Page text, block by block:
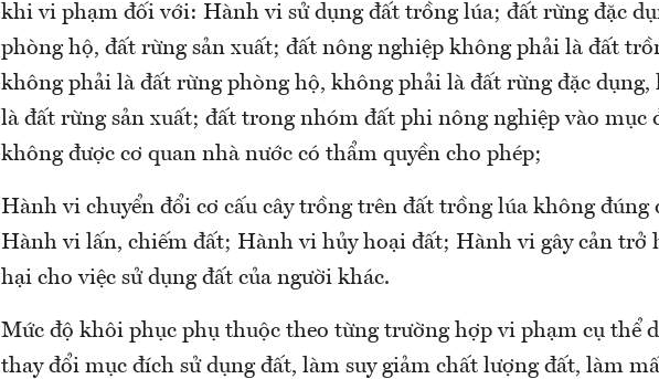
khi vi phạm đối với: Hành vi sử dụng đất trồng lúa; đất rừng đặc
phòng hộ, đất rừng sản xuất; đất nông nghiệp không phải là đất
không phải là đất rừng phòng hộ, không phải là đất rừng đặc dụng,
là đất rừng sản xuất; đất trong nhóm đất phi nông nghiệp vào mục
không được cơ quan nhà nước có thẩm quyền cho phép;
Hành vi chuyển đổi cơ cấu cây trồng trên đất trồng lúa không đúng
Hành vi lấn, chiếm đất; Hành vi hủy hoại đất; Hành vi gây cản trở
hại cho việc sử dụng đất của người khác.
Mức độ khôi phục phụ thuộc theo từng trường hợp vi phạm cụ thể
thay đổi mục đích sử dụng đất, làm suy giảm chất lượng đất, làm